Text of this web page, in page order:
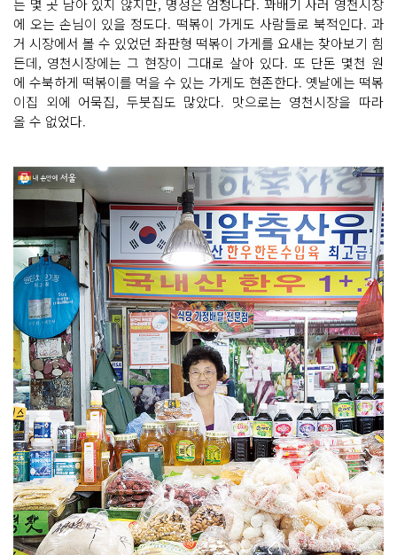
는 몇 곳 남아 있지 않지만, 명성은 엄청나다. 꽈배기 사러 영천시장
에 오는 손님이 있을 정도다. 떡볶이 가게도 사람들로 북적인다. 과
거 시장에서 볼 수 있었던 좌판형 떡볶이 가게를 요새는 찾아보기 힘
든데, 영천시장에는 그 현장이 그대로 살아 있다. 또 단돈 몇천 원
에 수북하게 떡볶이를 먹을 수 있는 가게도 현존한다. 옛날에는 떡볶
이집 외에 어묵집, 두붓집도 많았다. 맛으로는 영천시장을 따라
올 수 없었다.